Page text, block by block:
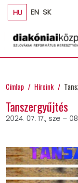
Ugrás a tartalomra
HU EN SK
Címlap Híreink
Tanszergyűjtés
2024. 07. 17., sze –